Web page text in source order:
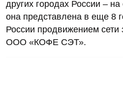
других городах России –
она представлена в еще 8
России продвижением сети
ООО «КОФЕ СЭТ».